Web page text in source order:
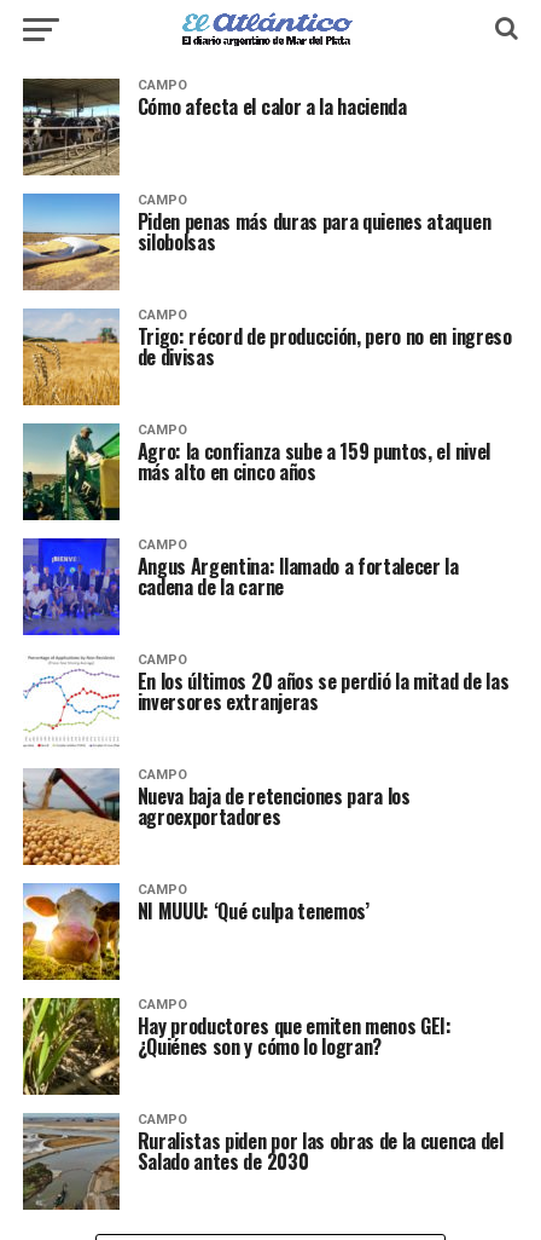
CAMPO
Cómo afecta el calor a la hacienda
CAMPO
Piden penas más duras para quienes ataquen
silobolsas
CAMPO
Trigo: récord de producción, pero no en ingreso
de divisas
CAMPO
Agro: la confianza sube a 159 puntos, el nivel
más alto en cinco años
CAMPO
Angus Argentina: llamado a fortalecer la
cadena de la carne
CAMPO
En los últimos 20 años se perdió la mitad de las
inversores extranjeras
CAMPO
Nueva baja de retenciones para los
agroexportadores
CAMPO
NI MUUU: ‘Qué culpa tenemos’
CAMPO
Hay productores que emiten menos GEI:
¿Quiénes son y cómo lo logran?
CAMPO
Ruralistas piden por las obras de la cuenca del
Salado antes de 2030